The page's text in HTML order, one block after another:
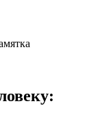
объявили
и вносит большой